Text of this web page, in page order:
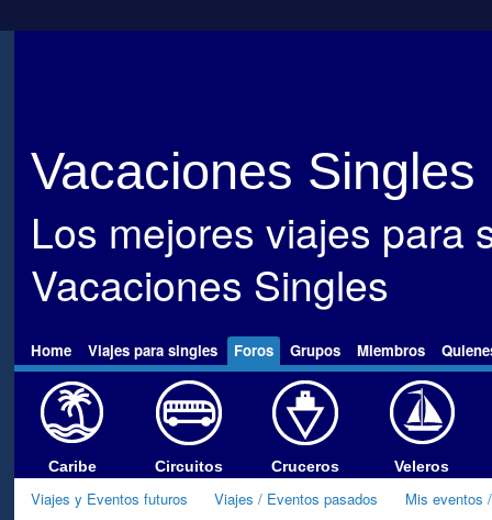
Vacaciones Singles
Los mejores viajes para
Vacaciones Singles
Home Viajes para singles Foros Grupos Miembros
Caribe Circuitos Cruceros Veleros
Viajes y Eventos futuros Viajes / Eventos pasados Mis eventos